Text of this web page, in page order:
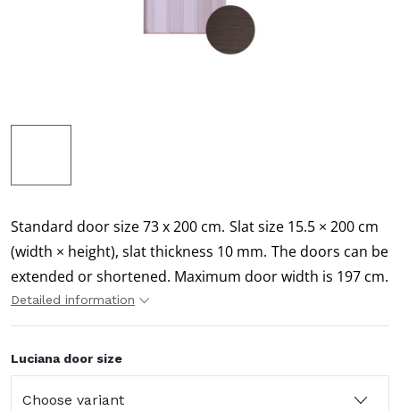
Standard door size 73 x 200 cm. Slat size 15.5 × 200 cm
(width × height), slat thickness 10 mm. The doors can be
extended or shortened. Maximum door width is 197 cm.
Detailed information
Luciana door size